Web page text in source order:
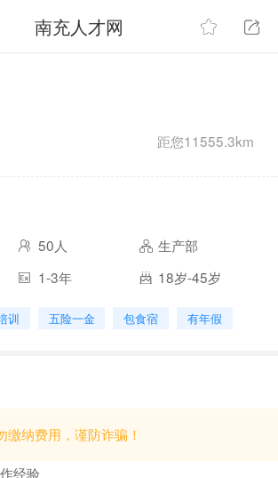
南充人才网
距您11555.3km
50人
生产部
1-3年 18岁-45岁
训 五险一金 包食宿 有年假
缴纳费用，谨防诈骗！
经验